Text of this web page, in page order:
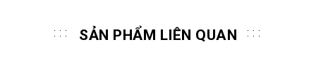
SẢN PHẨM LIÊN QUAN